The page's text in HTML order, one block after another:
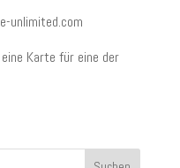
unlimited.com
Karte für eine der